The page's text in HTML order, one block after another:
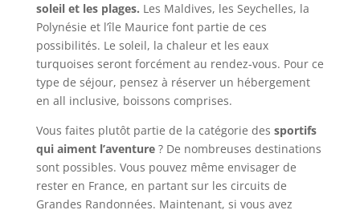
soleil et les plages. Les Maldives, les Seychelles, la
Polynésie et l’île Maurice font partie de ces
possibilités. Le soleil, la chaleur et les eaux
turquoises seront forcément au rendez-vous. Pour ce
type de séjour, pensez à réserver un hébergement
en all inclusive, boissons comprises.
Vous faites plutôt partie de la catégorie des sportifs
qui aiment l’aventure ? De nombreuses destinations
sont possibles. Vous pouvez même envisager de
rester en France, en partant sur les circuits de
Grandes Randonnées. Maintenant, si vous avez